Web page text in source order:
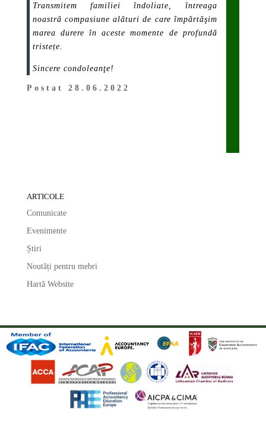
Transmitem familiei îndoliate, întreaga
noastră compasiune alături de care împărtăşim
marea durere în aceste momente de profundă
tristețe.
Sincere condoleanţe!
Postat 28.06.2022
ARTICOLE
Comunicate
Evenimente
Știri
Noutăți pentru mebri
Hartă Website